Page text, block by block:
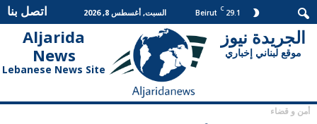
29.1
C
Beirut السبت, أغسطس 8, 2026 اتصل بنا
Aljarida
News
Lebanese News Site
الجريدة
نيوز
الجريدة نيوز
موقع لبناني إخباري
أمن و قضاء